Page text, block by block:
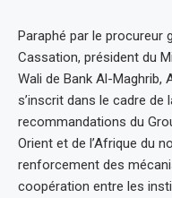
Paraphé par le procureur
Cassation, président du
Wali de Bank Al-Maghrib,
s’inscrit dans le cadre
recommandations du
Orient et de l’Afrique du
renforcement des
coopération entre les